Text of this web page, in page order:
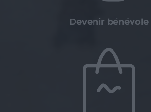
Devenir bénévole